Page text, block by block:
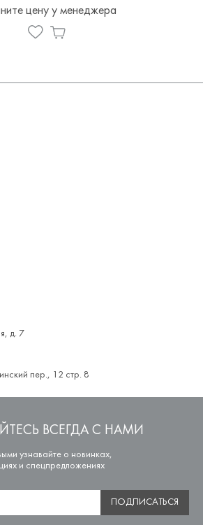
цену у менеджера
д. 7
пер., 12 стр. 8
ВСЕГДА С НАМИ
узнавайте о новинках,
и спецпредложениях
ПОДПИСАТЬСЯ